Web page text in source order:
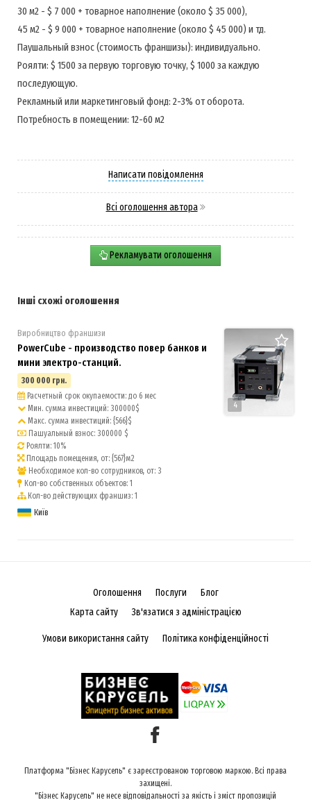
30 м2 - $ 7 000 + товарное наполнение (около $ 35 000),
45 м2 - $ 9 000 + товарное наполнение (около $ 45 000) и тд.
Паушальный взнос (стоимость франшизы): индивидуально.
Роялти: $ 1500 за первую торговую точку, $ 1000 за каждую
последующую.
Рекламный или маркетинговый фонд: 2-3% от оборота.
Потребность в помещении: 12-60 м2
Написати повідомлення
Всі оголошення автора
Рекламувати оголошення
Інші схожі оголошення
4
Виробництво франшизи
PowerCube - производство повер банков и
мини электро-станций.
300 000 грн.
Расчетный срок окупаемости: до 6 мес
Мин. сумма инвестиций: 300000$
Макс. сумма инвестиций: {566}$
Пашуальный взнос: 300000 $
Роялти: 10%
Площадь помещения, от: {567}м2
Необходимое кол-во сотрудников, от: 3
Кол-во собственных объектов: 1
Кол-во действующих франшиз: 1
Київ
Оголошення Послуги
Блог
Карта сайту
Зв'язатися з адміністрацією
Умови використання сайту Політика конфіденційності
Платформа "Бізнес Карусель" є зареєстрованою торговою маркою. Всі права
захищені.
"Бізнес Карусель" не несе відповідальності за якість і зміст пропозицій